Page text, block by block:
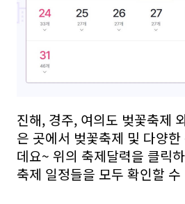
진해, 경주, 여의도 벚꽃축제
은 곳에서 벚꽃축제 및 다양
데요~ 위의 축제달력을 클릭
축제 일정들을 모두 확인할 수